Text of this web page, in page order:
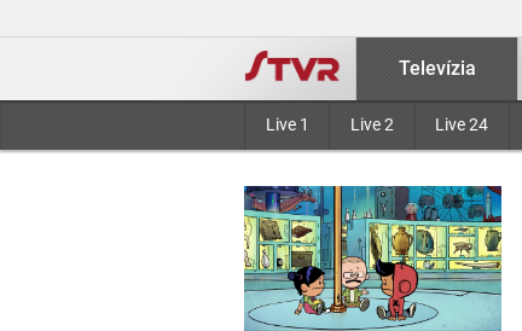
Televízia
Live 1 Live 2 Live 24